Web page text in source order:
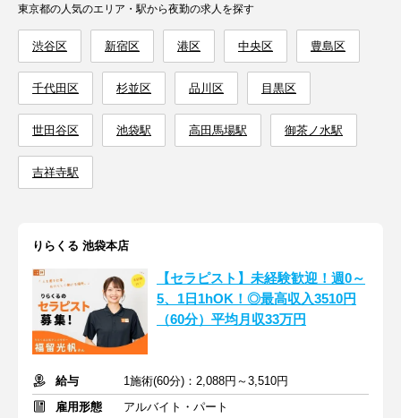
東京都の人気のエリア・駅から夜勤の求人を探す
渋谷区 新宿区 港区 中央区 豊島区
千代田区 杉並区 品川区 目黒区
世田谷区 池袋駅 高田馬場駅 御茶ノ水駅
吉祥寺駅
りらくる 池袋本店
【セラピスト】未経験歓迎！週0～
5、1日1hOK！◎最高収入3510円
（60分）平均月収33万円
給与
1施術(60分)：2,088円～3,510円
雇用形態
アルバイト・パート